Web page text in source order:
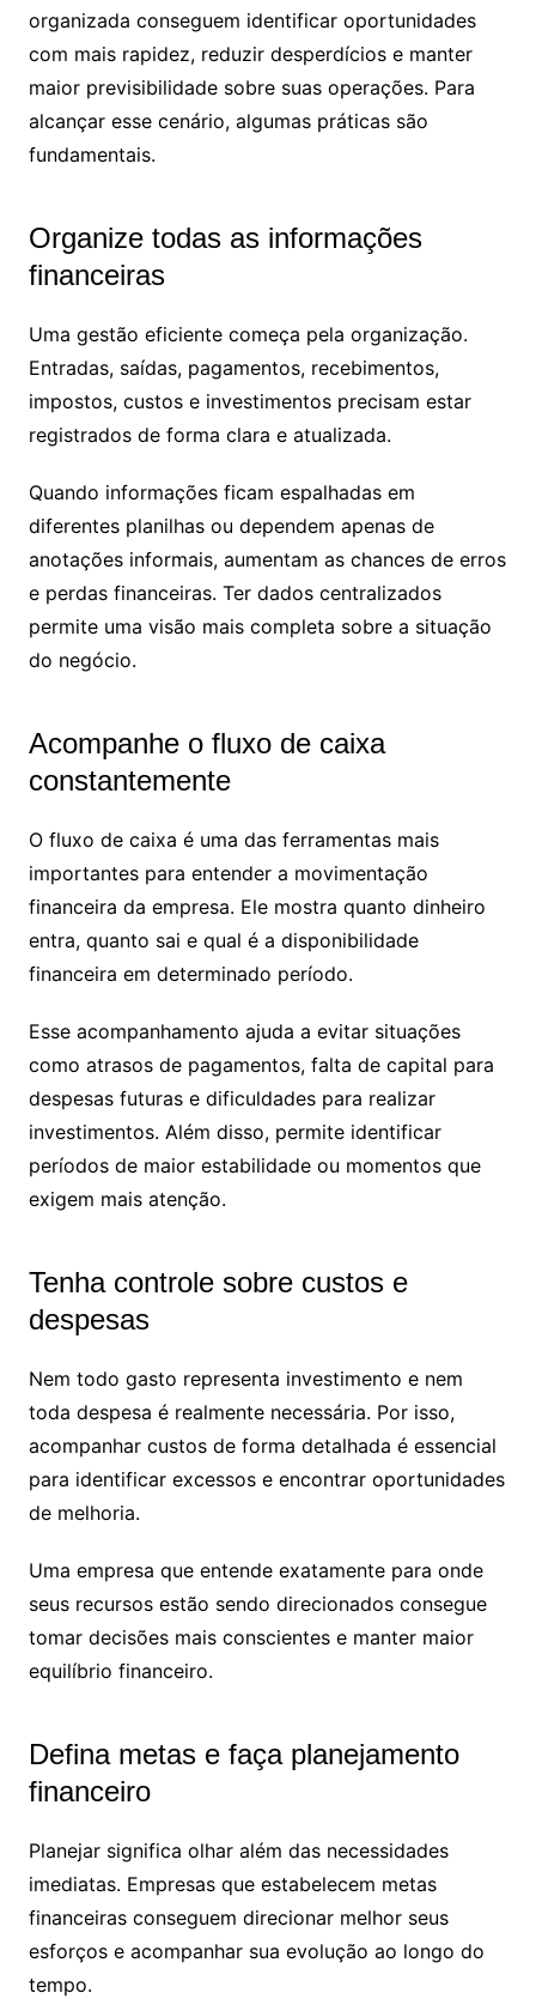
organizada conseguem identificar oportunidades
com mais rapidez, reduzir desperdícios e manter
maior previsibilidade sobre suas operações. Para
alcançar esse cenário, algumas práticas são
fundamentais.
Organize todas as informações
financeiras
Uma gestão eficiente começa pela organização.
Entradas, saídas, pagamentos, recebimentos,
impostos, custos e investimentos precisam estar
registrados de forma clara e atualizada.
Quando informações ficam espalhadas em
diferentes planilhas ou dependem apenas de
anotações informais, aumentam as chances de erros
e perdas financeiras. Ter dados centralizados
permite uma visão mais completa sobre a situação
do negócio.
Acompanhe o fluxo de caixa
constantemente
O fluxo de caixa é uma das ferramentas mais
importantes para entender a movimentação
financeira da empresa. Ele mostra quanto dinheiro
entra, quanto sai e qual é a disponibilidade
financeira em determinado período.
Esse acompanhamento ajuda a evitar situações
como atrasos de pagamentos, falta de capital para
despesas futuras e dificuldades para realizar
investimentos. Além disso, permite identificar
períodos de maior estabilidade ou momentos que
exigem mais atenção.
Tenha controle sobre custos e
despesas
Nem todo gasto representa investimento e nem
toda despesa é realmente necessária. Por isso,
acompanhar custos de forma detalhada é essencial
para identificar excessos e encontrar oportunidades
de melhoria.
Uma empresa que entende exatamente para onde
seus recursos estão sendo direcionados consegue
tomar decisões mais conscientes e manter maior
equilíbrio financeiro.
Defina metas e faça planejamento
financeiro
Planejar significa olhar além das necessidades
imediatas. Empresas que estabelecem metas
financeiras conseguem direcionar melhor seus
esforços e acompanhar sua evolução ao longo do
tempo.